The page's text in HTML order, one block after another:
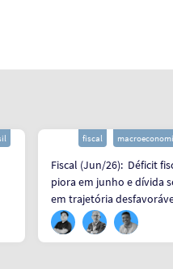
fiscal
Fiscal (Jun/26): Déficit
piora em junho e dívida
em trajetória